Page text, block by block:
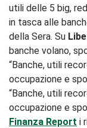
utili delle 5 big,
in tasca alle
della Sera. Su
banche volano,
“Banche, utili
occupazione e
“Banche, utili
occupazione e
Finanza Report i